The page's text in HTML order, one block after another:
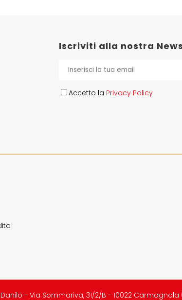
Iscriviti alla nostra
Accetto la Privacy Policy
- Via Sommariva, 31/2/B - 10022 Carmagnola